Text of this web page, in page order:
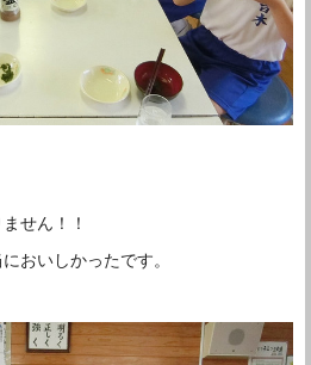
せん！！
おいしかったです。